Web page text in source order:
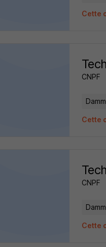
Cette
CNPF
Cette
CNPF
Cette